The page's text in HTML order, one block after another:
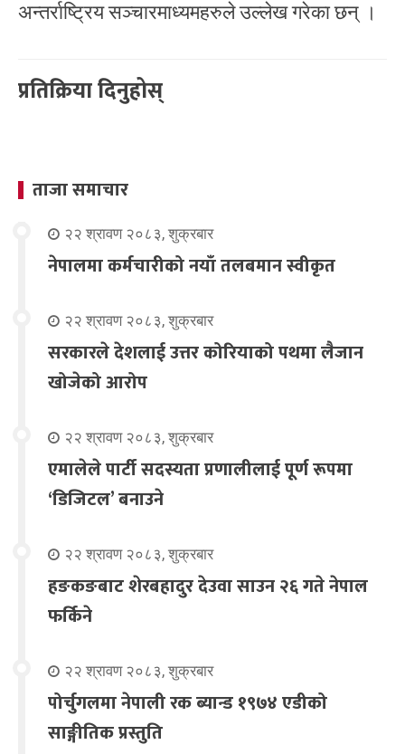
अन्तर्राष्ट्रिय सञ्चारमाध्यमहरुले उल्लेख गरेका छन् ।
प्रतिक्रिया दिनुहोस्
ताजा समाचार
२२ श्रावण २०८३, शुक्रबार
नेपालमा कर्मचारीको नयाँ तलबमान स्वीकृत
२२ श्रावण २०८३, शुक्रबार
सरकारले देशलाई उत्तर कोरियाको पथमा लैजान
खोजेको आरोप
२२ श्रावण २०८३, शुक्रबार
एमालेले पार्टी सदस्यता प्रणालीलाई पूर्ण रूपमा
‘डिजिटल’ बनाउने
२२ श्रावण २०८३, शुक्रबार
हङकङबाट शेरबहादुर देउवा साउन २६ गते नेपाल
फर्किने
२२ श्रावण २०८३, शुक्रबार
पोर्चुगलमा नेपाली रक ब्यान्ड १९७४ एडीको
साङ्गीतिक प्रस्तुति